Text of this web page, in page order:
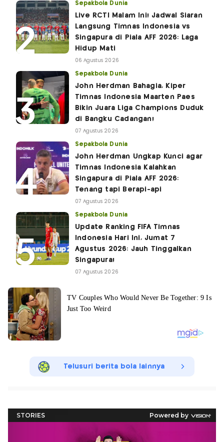
Sepakbola Dunia
Live RCTI Malam Ini! Jadwal Siaran
Langsung Timnas Indonesia vs
Singapura di Piala AFF 2026: Laga
Hidup Mati
06 Agustus 2026
Sepakbola Dunia
John Herdman Bahagia, Kiper
Timnas Indonesia Maarten Paes
Bikin Juara Liga Champions Duduk
di Bangku Cadangan!
07 Agustus 2026
Sepakbola Dunia
John Herdman Ungkap Kunci agar
Timnas Indonesia Kalahkan
Singapura di Piala AFF 2026:
Tenang tapi Berapi-api
07 Agustus 2026
Sepakbola Dunia
Update Ranking FIFA Timnas
Indonesia Hari Ini, Jumat 7
Agustus 2026: Jauh Tinggalkan
Singapura!
07 Agustus 2026
Telusuri berita bola lainnya